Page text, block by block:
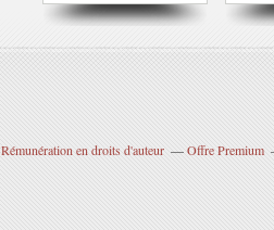
Rémunération en droits d'auteur Offre Premium